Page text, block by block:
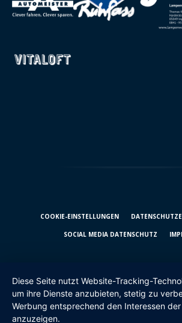
COOKIE-EINSTELLUNGEN
SOCIAL MEDIA DATENSCHUTZ
Diese Seite nutzt Website-Tracking-
um ihre Dienste anzubieten, stetig zu
Werbung entsprechend den Interessen
anzuzeigen.